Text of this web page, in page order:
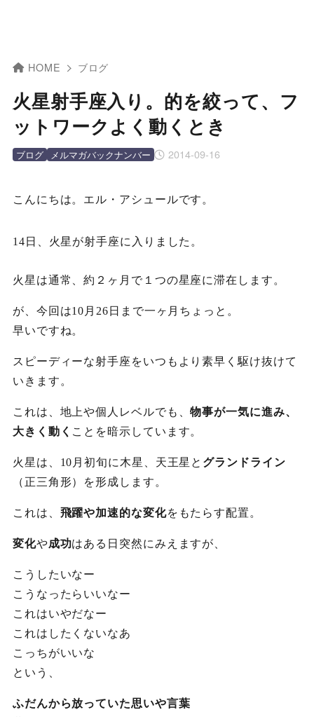
HOME ブログ
火星射手座入り。的を絞って、フ
ットワークよく動くとき
2014-09-16
ブログ メルマガバックナンバー
こんにちは。エル・アシュールです。
14日、火星が射手座に入りました。
火星は通常、約２ヶ月で１つの星座に滞在します。
が、今回は10月26日まで一ヶ月ちょっと。
早いですね。
スピーディーな射手座をいつもより素早く駆け抜けて
いきます。
これは、地上や個人レベルでも、物事が一気に進み、
大きく動く ことを暗示しています。
火星は、10月初旬に木星、天王星と グランドライン
（正三角形）を形成します。
これは、 飛躍や加速的な変化をもたらす配置。
変化や成功はある日突然にみえますが、
こうしたいなー
こうなったらいいなー
これはいやだなー
これはしたくないなあ
こっちがいいな
という、
ふだんから放っていた思いや言葉